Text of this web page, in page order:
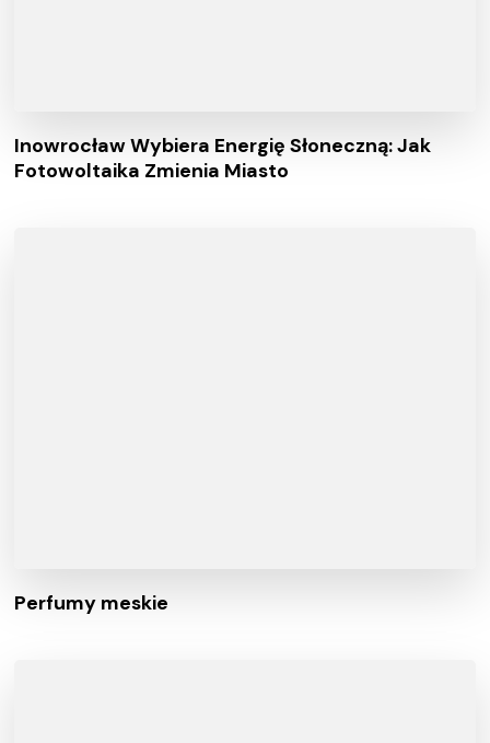
Inowrocław Wybiera Energię Słoneczną: Jak
Fotowoltaika Zmienia Miasto
Perfumy meskie